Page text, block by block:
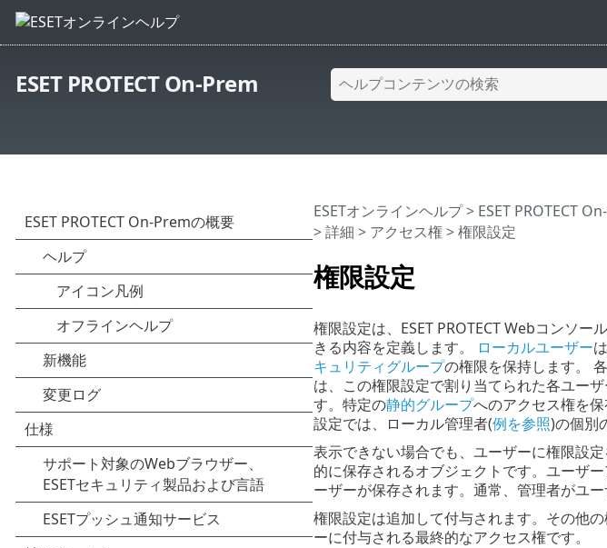
ESET PROTECT On-Prem
権限設定
ESETオンラインヘルプ> ESET PROTECT
>詳細 > アクセス権> 権限設定
権限設定は、ESET PROTECT Webコンソ
きる内容を定義します。
ローカルユーザー
キュリティグループの権限を保持します。
は、この権限設定で割り当てられた各ユー
す。特定の静的グループへのアクセス権を
設定では、ローカル管理者(例を参照)の個別
表示できない場合でも、ユーザーに権限設
的に保存されるオブジェクトです。ユーザ
ーザーが保存されます。通常、管理者がユ
権限設定は追加して付与されます。その他
ーに付与される最終的なアクセス権です。